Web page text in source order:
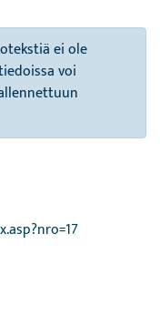
ei ole
voi